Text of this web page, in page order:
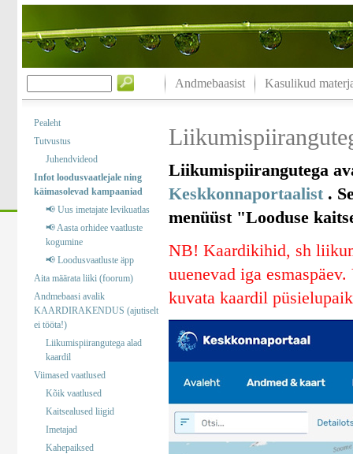
Andmebaasist Kasulikud
Pealeht
Tutvustus
Juhendvideod
Infot loodusvaatlejale ning
käimasolevad kampaaniad
📢 Uus imetajate levikuatlas
📢 Aasta orhidee vaatluste
kogumine
📢 Loodusvaatluste äpp
Aita määrata liiki (foorum)
Andmebaasi avalik
KAARDIRAKENDUS (ajutiselt
ei tööta!)
Liikumispiirangutega alad
kaardil
Viimased vaatlused
Kõik vaatlused
Kaitsealused liigid
Imetajad
Kahepaiksed
Liikumispiirangutega
Keskkonnaportaalist.
menüüst "Looduse
NB! Kaardikihid, sh
uuenevad iga
kuvata kaardil